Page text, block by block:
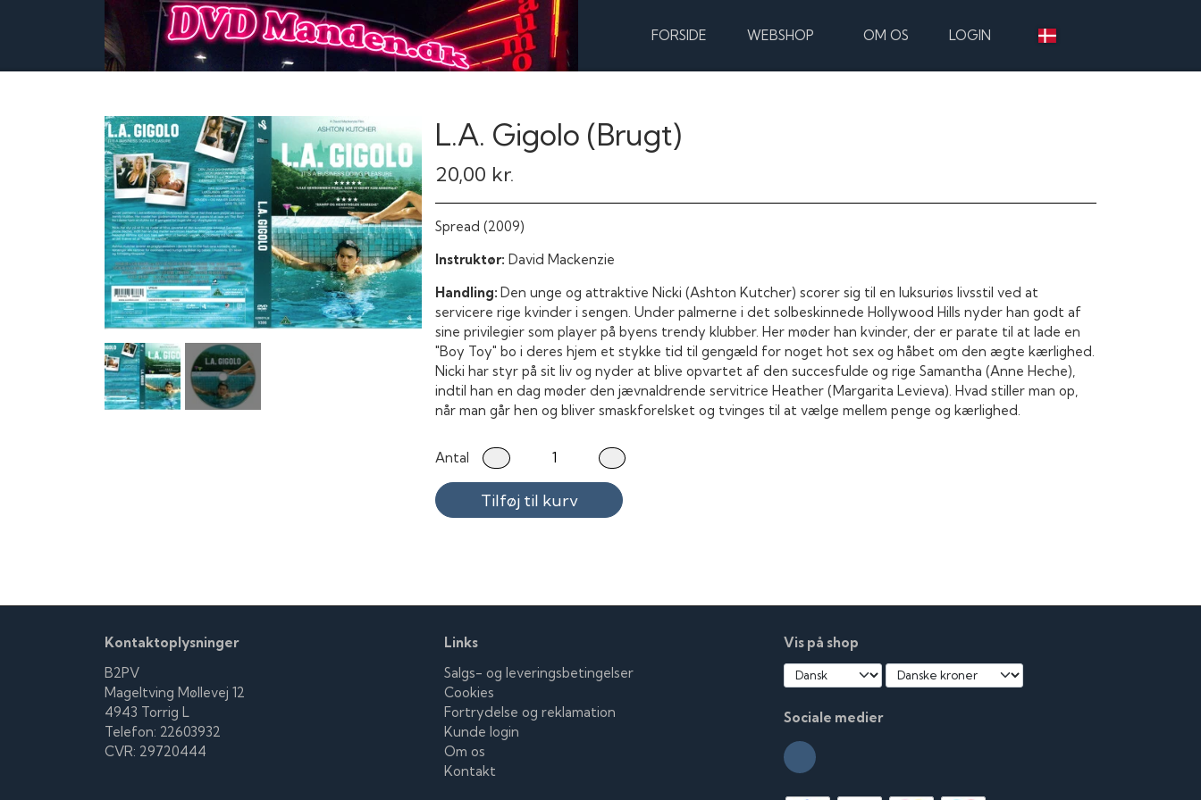
FORSIDE WEBSHOP OM OS LOGIN
L.A. Gigolo (Brugt)
20,00 kr.
Spread (2009)
Instruktør: David Mackenzie
Handling: Den unge og attraktive Nicki (Ashton Kutcher) scorer sig til en luksuriøs livsstil ved at
servicere rige kvinder i sengen. Under palmerne i det solbeskinnede Hollywood Hills nyder han godt af
sine privilegier som player på byens trendy klubber. Her møder han kvinder, der er parate til at lade en
"Boy Toy" bo i deres hjem et stykke tid til gengæld for noget hot sex og håbet om den ægte kærlighed.
Nicki har styr på sit liv og nyder at blive opvartet af den succesfulde og rige Samantha (Anne Heche),
indtil han en dag møder den jævnaldrende servitrice Heather (Margarita Levieva). Hvad stiller man op,
når man går hen og bliver smaskforelsket og tvinges til at vælge mellem penge og kærlighed.
Antal
Tilføj til kurv
Kontaktoplysninger
B2PV
Mageltving Møllevej 12
4943 Torrig L
Telefon: 22603932
CVR: 29720444
Links
Salgs- og leveringsbetingelser
Cookies
Fortrydelse og reklamation
Kunde login
Om os
Kontakt
Vis på shop
Sociale medier